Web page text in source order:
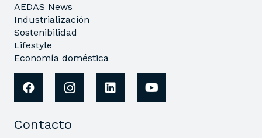
AEDAS News
Industrialización
Sostenibilidad
Lifestyle
Economía doméstica
Contacto